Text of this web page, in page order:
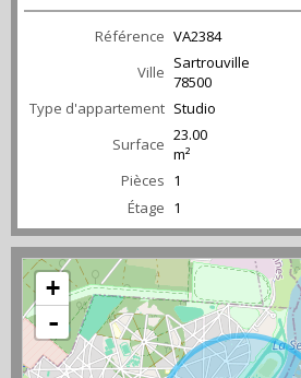
Référence VA2384
Ville Sartrouville
78500
Type d'appartement Studio
Surface 23.00
m²
Pièces 1
Étage 1
+
-